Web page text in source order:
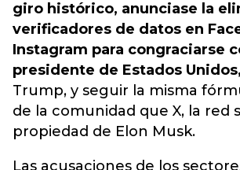
giro histórico, anunciase la
verificadores de datos en
Instagram para congraciarse
presidente de Estados Unidos,
Trump, y seguir la misma
de la comunidad que X, la red
propiedad de Elon Musk.
Las acusaciones de los